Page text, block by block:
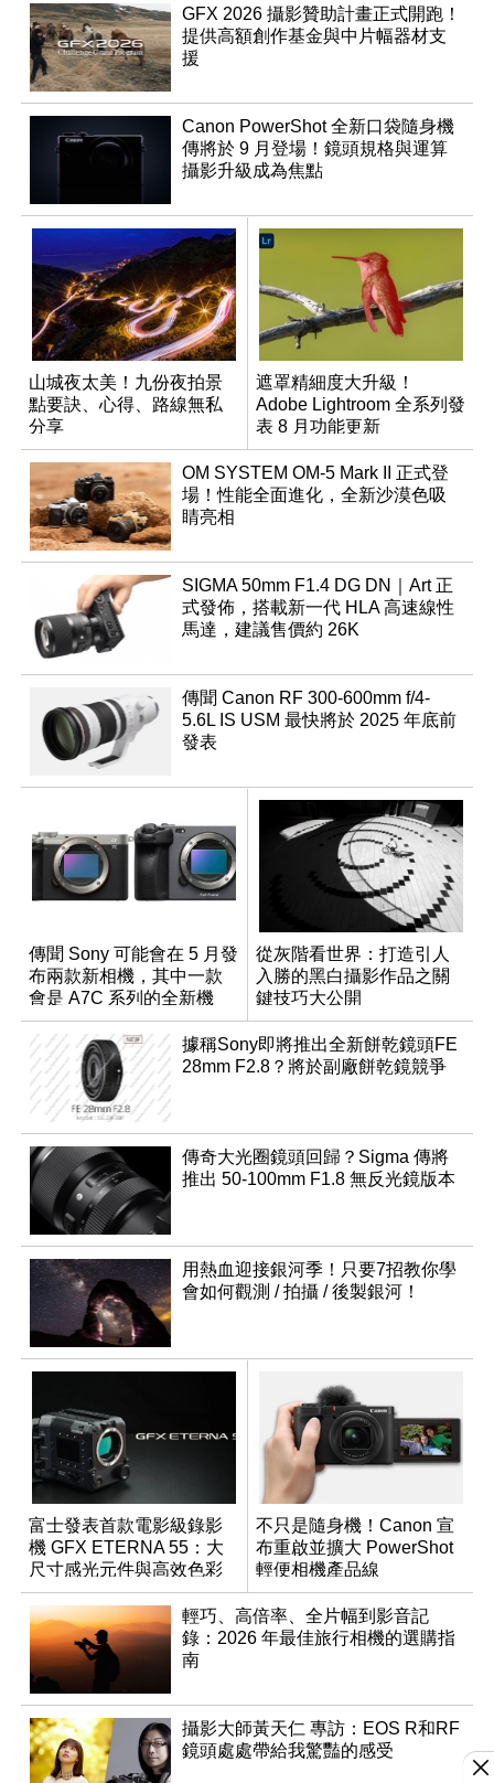
GFX 2026 攝影贊助計畫正式開跑！
提供高額創作基金與中片幅器材支
援
Canon PowerShot 全新口袋隨身機
傳將於 9 月登場！鏡頭規格與運算
攝影升級成為焦點
山城夜太美！九份夜拍景
點要訣、心得、路線無私
分享
遮罩精細度大升級！
Adobe Lightroom 全系列發
表 8 月功能更新
OM SYSTEM OM-5 Mark II 正式登
場！性能全面進化，全新沙漠色吸
睛亮相
SIGMA 50mm F1.4 DG DN｜Art 正
式發佈，搭載新一代 HLA 高速線性
馬達，建議售價約 26K
傳聞 Canon RF 300-600mm f/4-
5.6L IS USM 最快將於 2025 年底前
發表
傳聞 Sony 可能會在 5 月發
布兩款新相機，其中一款
會是 A7C 系列的全新機
種？
從灰階看世界：打造引人
入勝的黑白攝影作品之關
鍵技巧大公開
據稱Sony即將推出全新餅乾鏡頭FE
28mm F2.8？將於副廠餅乾鏡競爭
傳奇大光圈鏡頭回歸？Sigma 傳將
推出 50-100mm F1.8 無反光鏡版本
用熱血迎接銀河季！只要7招教你學
會如何觀測 / 拍攝 / 後製銀河！
富士發表首款電影級錄影
機 GFX ETERNA 55：大
尺寸感光元件與高效色彩
管理
不只是隨身機！Canon 宣
布重啟並擴大 PowerShot
輕便相機產品線
輕巧、高倍率、全片幅到影音記
錄：2026 年最佳旅行相機的選購指
南
攝影大師黃天仁 專訪：EOS R和RF
鏡頭處處帶給我驚豔的感受